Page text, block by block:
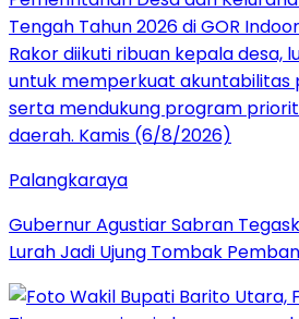
Palangkaraya
Gubernur Agustiar Sabran
Lurah Jadi Ujung Tombak